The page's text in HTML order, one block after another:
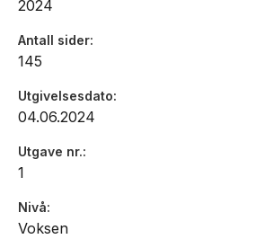
2024
Antall sider
145
Utgivelsesdato
04.06.2024
Utgave nr.
1
Nivå
Voksen